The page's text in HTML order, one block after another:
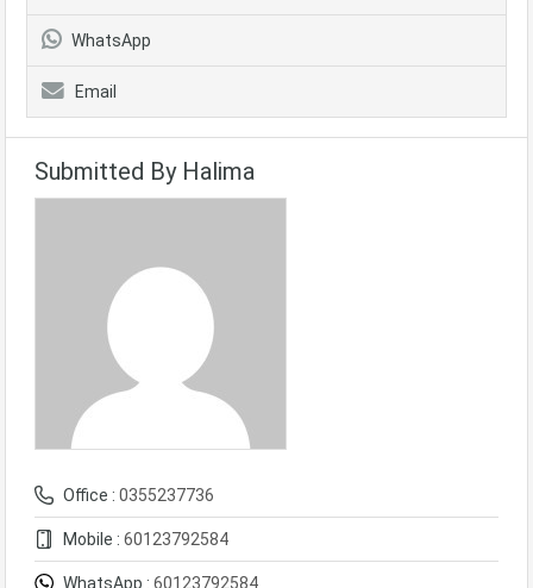
WhatsApp
Email
Submitted By Halima
Office : 0355237736
Mobile : 60123792584
WhatsApp : 60123792584